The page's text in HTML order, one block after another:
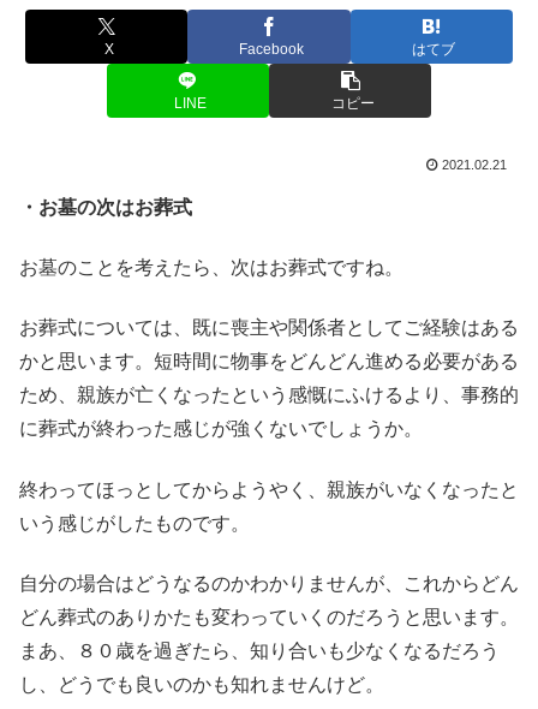
X Facebook はてブ
LINE コピー
2021.02.21
・お墓の次はお葬式
お墓のことを考えたら、次はお葬式ですね。
お葬式については、既に喪主や関係者としてご経験はある
かと思います。短時間に物事をどんどん進める必要がある
ため、親族が亡くなったという感慨にふけるより、事務的
に葬式が終わった感じが強くないでしょうか。
終わってほっとしてからようやく、親族がいなくなったと
いう感じがしたものです。
自分の場合はどうなるのかわかりませんが、これからどん
どん葬式のありかたも変わっていくのだろうと思います。
まあ、８０歳を過ぎたら、知り合いも少なくなるだろう
し、どうでも良いのかも知れませんけど。